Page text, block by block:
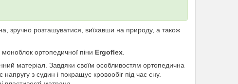
зручно розташуватися, виїхавши на природу, а також
ортопедичної піни Ergoflex
матеріал. Завдяки своїм особливостям ортопедична
з судин і покращує кровообіг під час сну.